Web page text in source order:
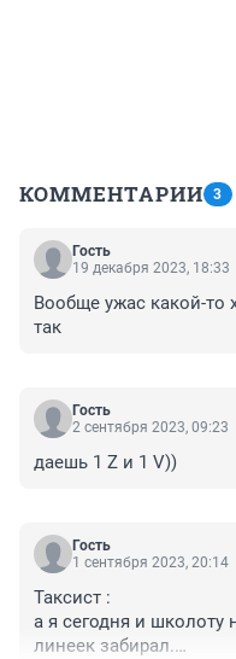
КОММЕНТАРИИ 3
Гость
19 декабря 2023, 18:33
Вообще ужас какой-
так
Гость
2 сентября 2023, 09:23
даешь 1 Z и 1 V))
Гость
1 сентября 2023, 20:14
Таксист :
а я сегодня и школоту
линеек забирал.